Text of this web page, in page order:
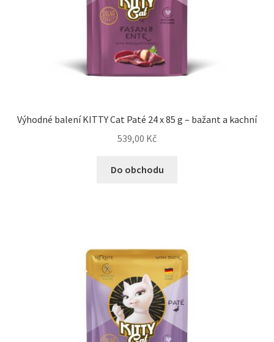
Výhodné balení KITTY Cat Paté 24 x 85 g – bažant a kachní
539,00 Kč
Do obchodu